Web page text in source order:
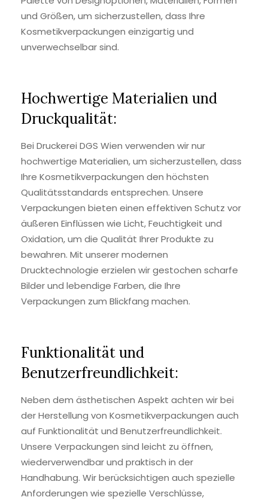
und Größen, um sicherzustellen, dass Ihre
Kosmetikverpackungen einzigartig und
unverwechselbar sind.
Hochwertige Materialien und
Druckqualität:
Bei Druckerei DGS Wien verwenden wir nur
hochwertige Materialien, um sicherzustellen, dass
Ihre Kosmetikverpackungen den höchsten
Qualitätsstandards entsprechen. Unsere
Verpackungen bieten einen effektiven Schutz vor
äußeren Einflüssen wie Licht, Feuchtigkeit und
Oxidation, um die Qualität Ihrer Produkte zu
bewahren. Mit unserer modernen
Drucktechnologie erzielen wir gestochen scharfe
Bilder und lebendige Farben, die Ihre
Verpackungen zum Blickfang machen.
Funktionalität und
Benutzerfreundlichkeit:
Neben dem ästhetischen Aspekt achten wir bei
der Herstellung von Kosmetikverpackungen auch
auf Funktionalität und Benutzerfreundlichkeit.
Unsere Verpackungen sind leicht zu öffnen,
wiederverwendbar und praktisch in der
Handhabung. Wir berücksichtigen auch spezielle
Anforderungen wie spezielle Verschlüsse,